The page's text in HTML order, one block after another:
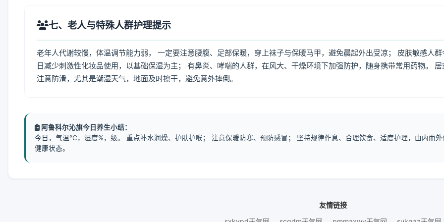
七、老人与特殊人群护理提示
老年人代谢较慢，体温调节能力弱， 一定要注意腰腹、足部保暖，穿上袜子与保暖马甲，避免晨起外出受凉； 皮肤敏感人群
日减少刺激性化妆品使用，以基础保湿为主； 有鼻炎、哮喘的人群，在风大、干燥环境下加强防护，随身携带常用药物。 居
注意防滑，尤其是潮湿天气，地面及时擦干，避免意外摔倒。
阿鲁科尔沁旗今日养生小结：
今日，气温℃，湿度%，级。 重点补水润燥、护肤护喉； 注意保暖防寒、预防感冒； 坚持规律作息、合理饮食、适度护理，由内而外
健康状态。
友情链接